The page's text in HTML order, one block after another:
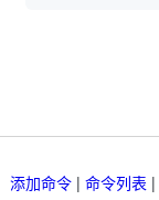
添加命令 | 命令列表 |